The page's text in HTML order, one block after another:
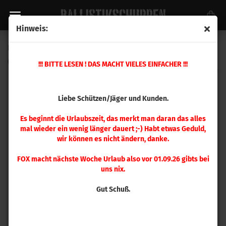
Hinweis:
!!! BITTE LESEN ! DAS MACHT VIELES EINFACHER !!!
Liebe Schützen/Jäger und Kunden.
Es beginnt die Urlaubszeit, das merkt man daran das alles
mal wieder ein wenig länger dauert ;-) Habt etwas Geduld,
wir können es nicht ändern, danke.
FOX macht nächste Woche Urlaub also vor 01.09.26 gibts bei
uns nix.
Gut Schuß.
046048)